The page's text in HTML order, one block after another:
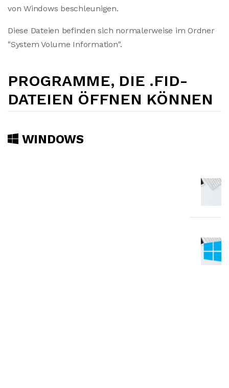
von Windows beschleunigen.
Diese Dateien befinden sich normalerweise im Ordner
"System Volume Information".
PROGRAMME, DIE .FID-
DATEIEN ÖFFNEN KÖNNEN
WINDOWS